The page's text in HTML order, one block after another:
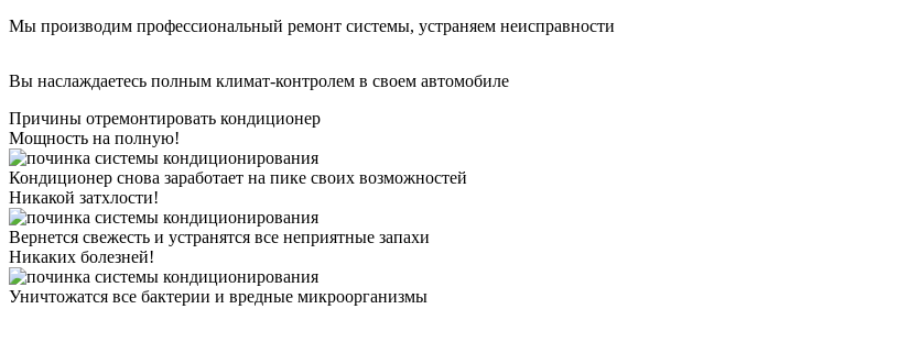
Мы производим профессиональный ремонт системы, устраняем неисправности
Вы наслаждаетесь полным климат-контролем в своем автомобиле
Причины отремонтировать кондиционер
Мощность на полную!
Кондиционер снова заработает на пике своих возможностей
Никакой затхлости!
Вернется свежесть и устранятся все неприятные запахи
Никаких болезней!
Уничтожатся все бактерии и вредные микроорганизмы